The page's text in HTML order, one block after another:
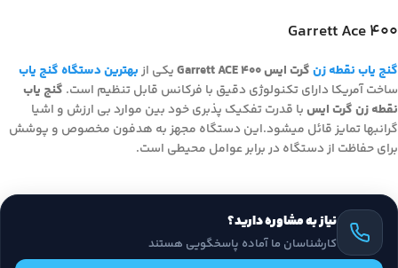
Garrett Ace 400
گنج یاب نقطه زنگرت ایس Garrett ACE 400 یکی ازبهترین دستگاه گنج یاب
ساخت آمریکا دارای تکنولوژی دقیق با فرکانس قابل تنظیم است. گنج یاب
نقطه زن گرت ایسبا قدرت تفکیک پذبری خود بین موارد بی ارزش و اشیا
گرانبها تمایز قائل میشود.این دستگاه مجهز به هدفون مخصوص و پوشش
برای حفاظت از دستگاه در برابر عوامل محیطی است.
نیاز به مشاوره دارید؟
کارشناسان ما آماده پاسخگویی هستند